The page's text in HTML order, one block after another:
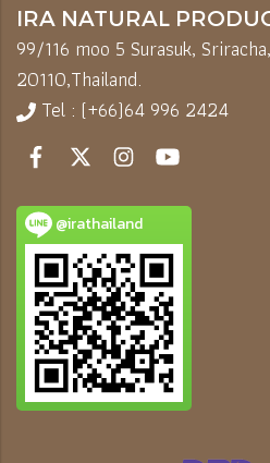
IRA NATURAL
99/116 moo 5 Surasuk,
20110,Thailand.
Tel : (+66)64 996 2424
@irathailand